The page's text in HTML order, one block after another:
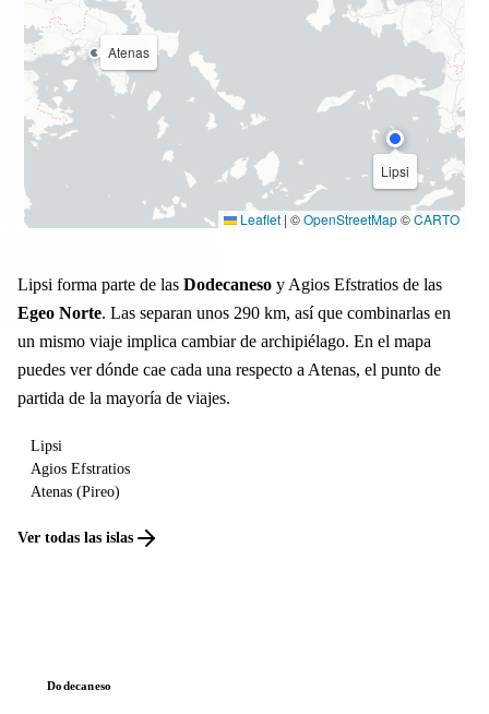
Lipsi
Atenas
Leaflet | ©OpenStreetMap©CARTO
Lipsi forma parte de las Dodecaneso y Agios Efstratios de las
Egeo Norte. Las separan unos 290 km, así que combinarlas en
un mismo viaje implica cambiar de archipiélago. En el mapa
puedes ver dónde cae cada una respecto a Atenas, el punto de
partida de la mayoría de viajes.
Lipsi
Agios Efstratios
Atenas (Pireo)
Ver todas las islas
Dodecaneso